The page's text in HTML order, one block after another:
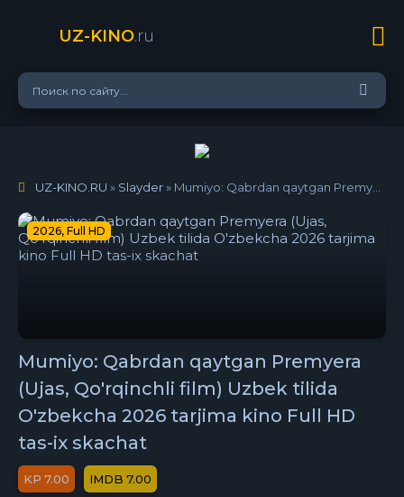
UZ-KINO.ru
UZ-KINO.RU » Slayder» Mumiyo: Qabrdan qaytgan Premyera (Ujas, Qo'rqinchli film) Uzbek tilida O'zbekcha 2026 tarjima kino Full HD tas-ix skachat
2026, Full HD
Mumiyo: Qabrdan qaytgan Premyera
(Ujas, Qo'rqinchli film) Uzbek tilida
O'zbekcha 2026 tarjima kino Full HD
tas-ix skachat
7.00 7.00